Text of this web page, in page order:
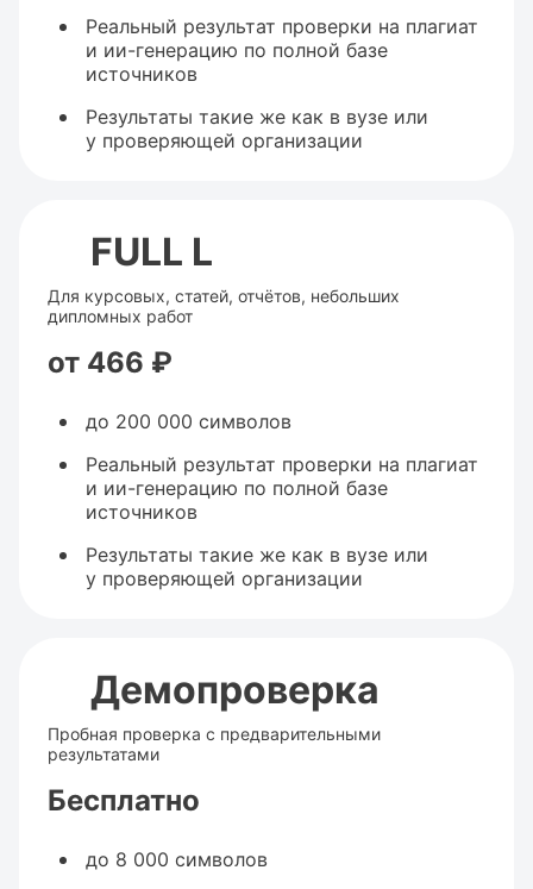
Реальный результат проверки на плагиат
и ии-генерацию по полной базе
источников
Результаты такие же как в вузе или
у проверяющей организации
FULL L
Для курсовых, статей, отчётов, небольших
дипломных работ
от 466 ₽
до 200 000 символов
Реальный результат проверки на плагиат
и ии-генерацию по полной базе
источников
Результаты такие же как в вузе или
у проверяющей организации
Демопроверка
Пробная проверка с предварительными
результатами
Бесплатно
до 8 000 символов